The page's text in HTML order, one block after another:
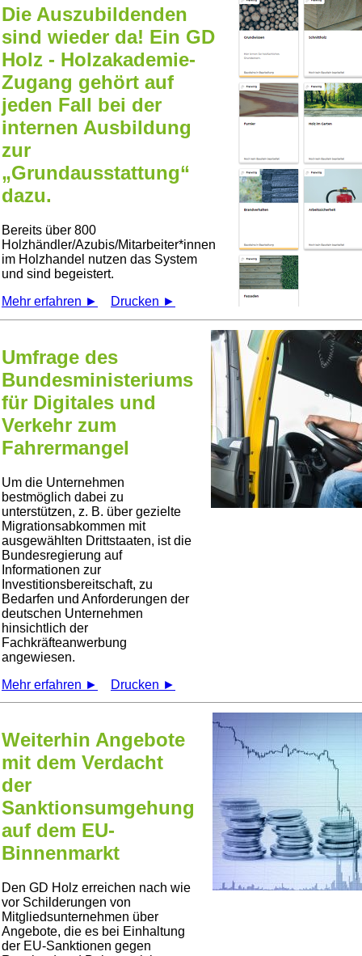
Die Auszubildenden
sind wieder da! Ein GD
Holz - Holzakademie-
Zugang gehört auf
jeden Fall bei der
internen Ausbildung
zur
„Grundausstattung“
dazu.
Bereits über 800
Holzhändler/Azubis/Mitarbeiter*innen
im Holzhandel nutzen das System
und sind begeistert.
Mehr erfahren ►
Drucken ►
Umfrage des
Bundesministeriums
für Digitales und
Verkehr zum
Fahrermangel
Um die Unternehmen
bestmöglich dabei zu
unterstützen, z. B. über gezielte
Migrationsabkommen mit
ausgewählten Drittstaaten, ist die
Bundesregierung auf
Informationen zur
Investitionsbereitschaft, zu
Bedarfen und Anforderungen der
deutschen Unternehmen
hinsichtlich der
Fachkräfteanwerbung
angewiesen.
Mehr erfahren ►
Drucken ►
Weiterhin Angebote
mit dem Verdacht
der
Sanktionsumgehung
auf dem EU-
Binnenmarkt
Den GD Holz erreichen nach wie
vor Schilderungen von
Mitgliedsunternehmen über
Angebote, die es bei Einhaltung
der EU-Sanktionen gegen